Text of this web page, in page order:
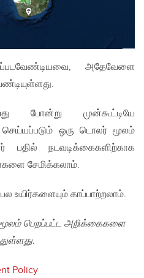
அதேவேளை
போன்று முன்கூட்டியே
செய்யப்படும் ஒரு டொலர் மூலம்
நடவடிக்கைகளிற்காக
சேமிக்கலாம்.
உயிர்களையும் காப்பாற்றலாம்.
மூலம் பெறப்பட்ட அறிக்கைகளை
Policy